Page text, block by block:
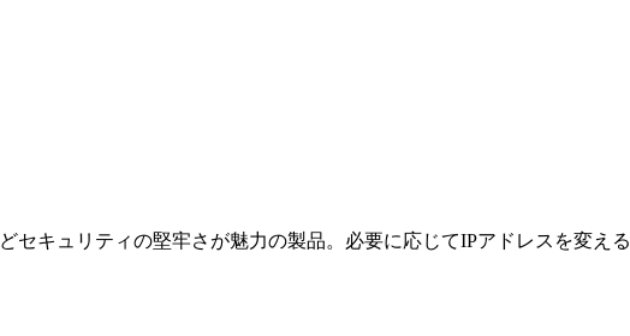
セキュリティの堅牢さが魅力の製品。必要に応じてIPアドレスを変える